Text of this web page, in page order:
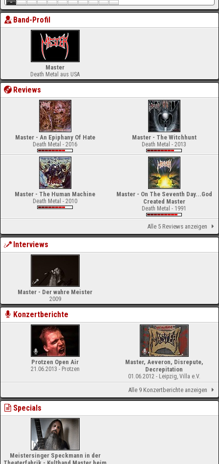
Band-Profil
Master
Death Metal aus USA
Reviews
Master - An Epiphany Of Hate
Death Metal - 2016
Master - The Witchhunt
Death Metal - 2013
Master - The Human Machine
Death Metal - 2010
Master - On The Seventh Day...God
Created Master
Death Metal - 1991
Alle 5 Reviews anzeigen
Interviews
Master - Der wahre Meister
2009
Konzertberichte
Protzen Open Air
21.06.2013 - Protzen
Master, Aeveron, Disrepute,
Decrepitation
01.06.2012 - Leipzig, Villa e.V.
Alle 9 Konzertberichte anzeigen
Specials
Meistersinger Speckmann in der